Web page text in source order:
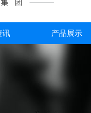
讯 产品展示